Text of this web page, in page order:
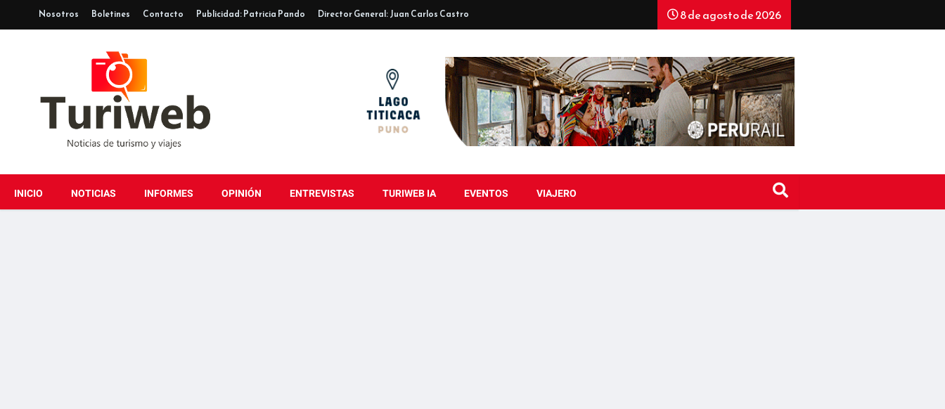
Nosotros Boletines Contacto Publicidad: Patricia Pando Director General: Juan Carlos Castro 8 de agosto de 2026
INICIO NOTICIAS INFORMES OPINIÓN ENTREVISTAS TURIWEB IA EVENTOS VIAJERO